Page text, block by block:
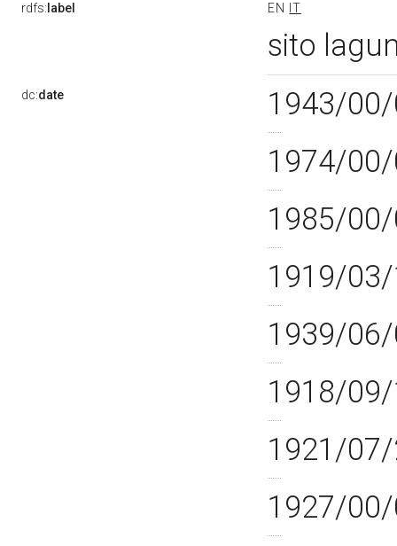
rdfs: label EN IT
sito
dc:date
1943/
1974/
1985/
1919/
1939/
1918/
1921/
1927/